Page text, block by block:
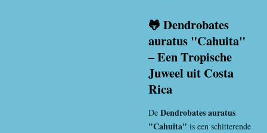
🐸 Dendrobates
auratus "Cahuita"
– Een Tropische
Juweel uit Costa
Rica
De Dendrobates auratus
"Cahuita" is een schitterende